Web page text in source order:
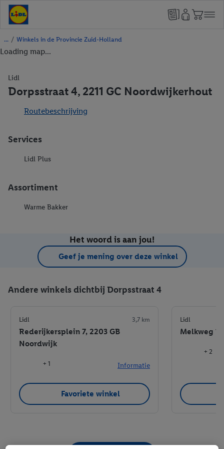
/ Winkels in de Provincie Zuid-Holland
Loading map...
Lidl
Dorpsstraat 4, 2211 GC Noordwijkerhout
Routebeschrijving
Services
Lidl Plus
Assortiment
Warme Bakker
Het woord is aan jou!
Geef je mening over deze winkel
Andere winkels dichtbij Dorpsstraat 4
Lidl 3,7 km
Rederijkersplein 7, 2203 GB
Noordwijk
+ 1 Informatie
Favoriete winkel
Lidl
Melkweg
+ 2